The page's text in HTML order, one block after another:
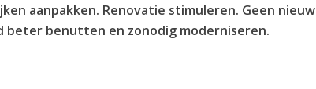
aanpakken. Renovatie stimuleren. Geen nieuw
beter benutten en zonodig moderniseren.